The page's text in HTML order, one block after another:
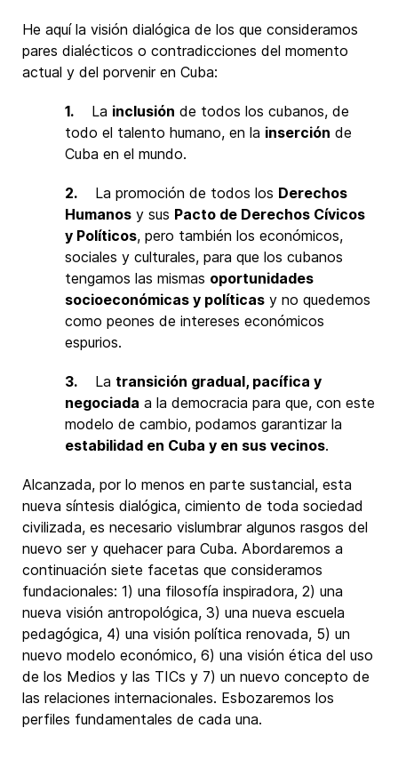
He aquí la visión dialógica de los que consideramos
pares dialécticos o contradicciones del momento
actual y del porvenir en Cuba:
1. La inclusión de todos los cubanos, de
todo el talento humano, en la inserción de
Cuba en el mundo.
2. La promoción de todos los Derechos
Humanos y sus Pacto de Derechos Cívicos
y Políticos, pero también los económicos,
sociales y culturales, para que los cubanos
tengamos las mismas oportunidades
socioeconómicas y políticas y no quedemos
como peones de intereses económicos
espurios.
3. La transición gradual, pacífica y
negociada a la democracia para que, con este
modelo de cambio, podamos garantizar la
estabilidad en Cuba y en sus vecinos.
Alcanzada, por lo menos en parte sustancial, esta
nueva síntesis dialógica, cimiento de toda sociedad
civilizada, es necesario vislumbrar algunos rasgos del
nuevo ser y quehacer para Cuba. Abordaremos a
continuación siete facetas que consideramos
fundacionales: 1) una filosofía inspiradora, 2) una
nueva visión antropológica, 3) una nueva escuela
pedagógica, 4) una visión política renovada, 5) un
nuevo modelo económico, 6) una visión ética del uso
de los Medios y las TICs y 7) un nuevo concepto de
las relaciones internacionales. Esbozaremos los
perfiles fundamentales de cada una.